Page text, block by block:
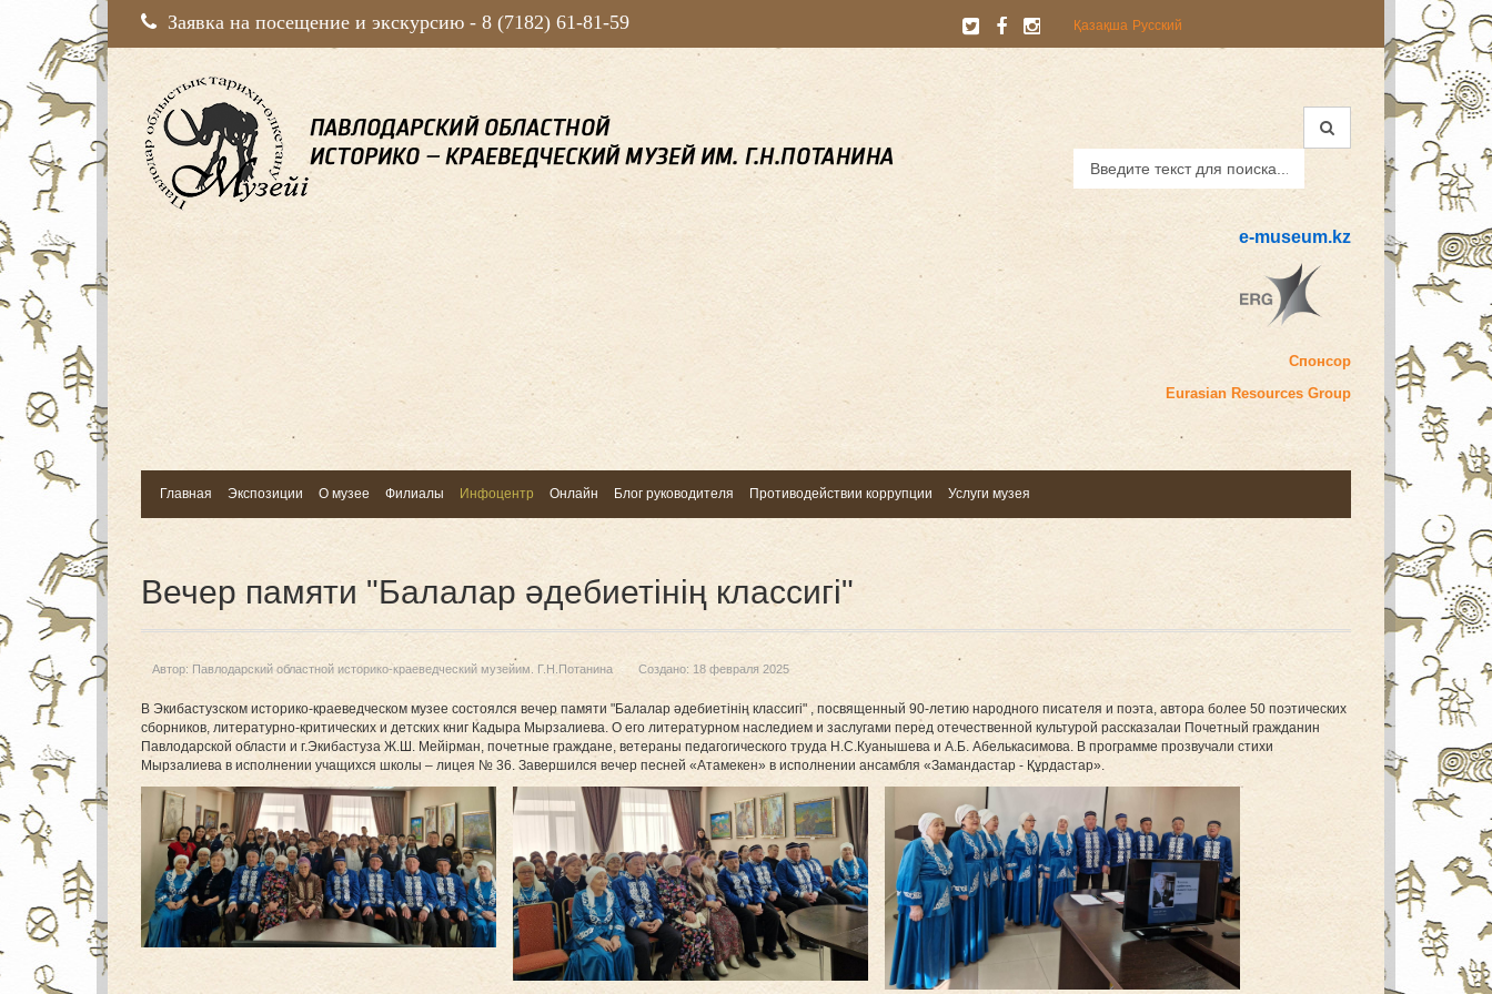
Заявка на посещение и экскурсию - 8 (7182) 61-81-59 Қазақша Русский
e-museum.kz
Спонсор
Eurasian Resources Group
Главная Экспозиции О музее Филиалы Инфоцентр Онлайн Блог руководителя Противодействии коррупции Услуги музея
Вечер памяти "Балалар әдебиетінің классигі"
Автор: Павлодарский областной историко-краеведческий музейим. Г.Н.Потанина Создано: 18 февраля 2025
В Экибастузском историко-краеведческом музее состоялся вечер памяти "Балалар әдебиетінің классигі" , посвященный 90-летию народного писателя и поэта, автора более 50 поэтических
сборников, литературно-критических и детских книг Кадыра Мырзалиева. О его литературном наследием и заслугами перед отечественной культурой рассказалаи Почетный гражданин
Павлодарской области и г.Экибастуза Ж.Ш. Мейірман, почетные граждане, ветераны педагогического труда Н.С.Куанышева и А.Б. Абелькасимова. В программе прозвучали стихи
Мырзалиева в исполнении учащихся школы – лицея № 36. Завершился вечер песней «Атамекен» в исполнении ансамбля «Замандастар - Құрдастар».